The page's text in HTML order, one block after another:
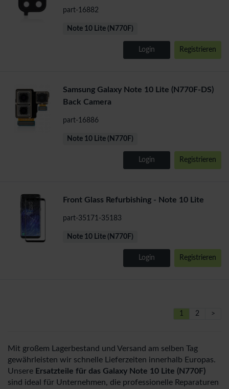
part-16882
Note 10 Lite (N770F)
Login Registrieren
Samsung Galaxy Note 10 Lite (N770F-DS)
Back Camera
part-16886
Note 10 Lite (N770F)
Login Registrieren
Front Glass Refurbishing - Note 10 Lite
part-35171-35183
Note 10 Lite (N770F)
Login Registrieren
1 2 >
Mit großem Lagerbestand und Versand am selben Tag
gewährleisten wir schnelle Lieferzeiten innerhalb Europas.
Unsere Ersatzteile für das Galaxy Note 10 Lite (N770F)
sind ideal für Unternehmen, die professionelle Reparaturen